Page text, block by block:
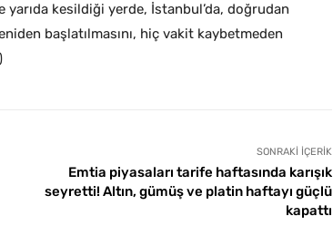
kesildiği yerde, İstanbul’da, doğrudan
başlatılmasını, hiç vakit kaybetmeden
SONRAKI İÇERIK
Emtia piyasaları tarife haftasında karışık
seyretti! Altın, gümüş ve platin haftayı güçlü
kapattı